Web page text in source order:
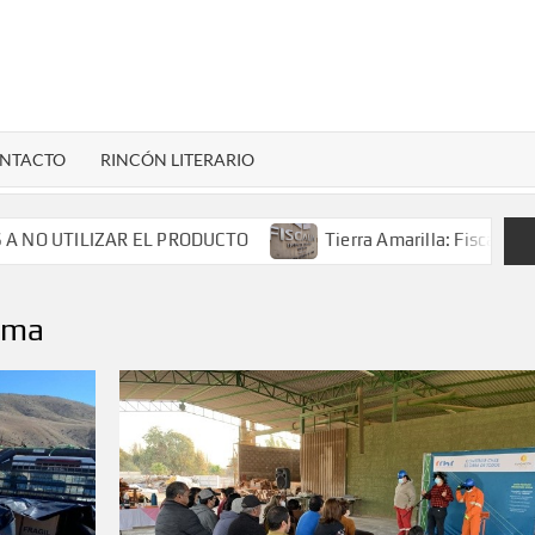
RINCÓN LITERARIO
EL PRODUCTO Tierra Amarilla: Fiscalía investiga